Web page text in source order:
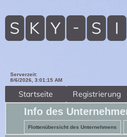
Serverzeit:
8/6/2026, 3:01:17 AM
Info des
Flottenübersicht des Unternehmens